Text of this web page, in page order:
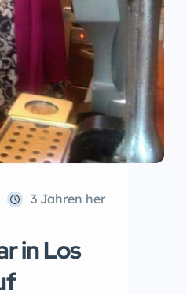
3 Jahren her
in Los